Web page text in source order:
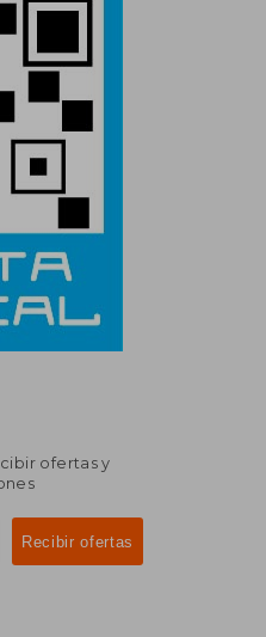
ofertas y